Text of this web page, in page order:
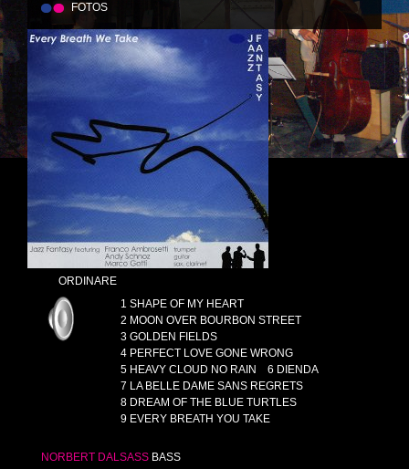
FOTOS
ORDINARE
1 SHAPE OF MY HEART
2 MOON OVER BOURBON STREET
3 GOLDEN FIELDS
4 PERFECT LOVE GONE WRONG
5 HEAVY CLOUD NO RAIN
6 DIENDA
7 LA BELLE DAME SANS REGRETS
8 DREAM OF THE BLUE TURTLES
9 EVERY BREATH YOU TAKE
NORBERT DALSASS BASS